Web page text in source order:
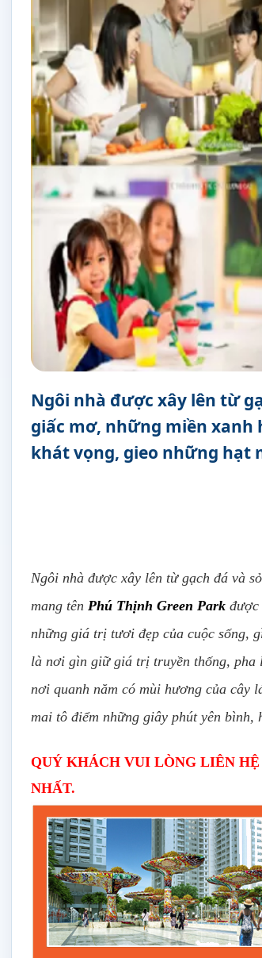
Ngôi nhà được xây lên từ
giấc mơ, những miền xanh
khát vọng, gieo những hạt
Ngôi nhà được xây lên từ gạch đá và
mang tên Phú Thịnh Green Park được
những giá trị tươi đẹp của cuộc sống,
là nơi gìn giữ giá trị truyền thống, pha
nơi quanh năm có mùi hương của cây
mai tô điểm những giây phút yên bình,
QUÝ KHÁCH VUI LÒNG LIÊN
NHẤT.